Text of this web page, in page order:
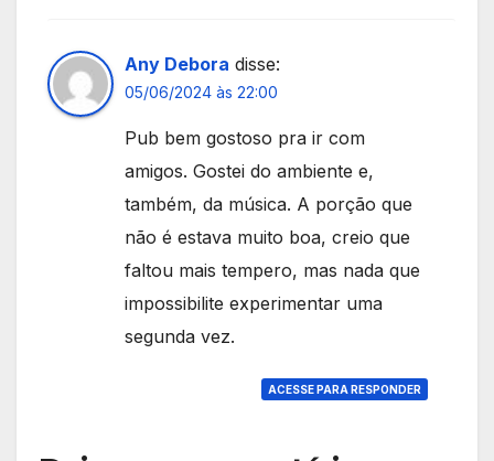
Any Debora disse:
05/06/2024 às 22:00
Pub bem gostoso pra ir com
amigos. Gostei do ambiente e,
também, da música. A porção que
não é estava muito boa, creio que
faltou mais tempero, mas nada que
impossibilite experimentar uma
segunda vez.
ACESSE PARA RESPONDER